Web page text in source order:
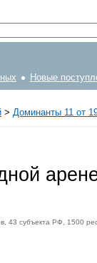
Новые
> Доминанты 11 от
43 субъекта РФ, 1500